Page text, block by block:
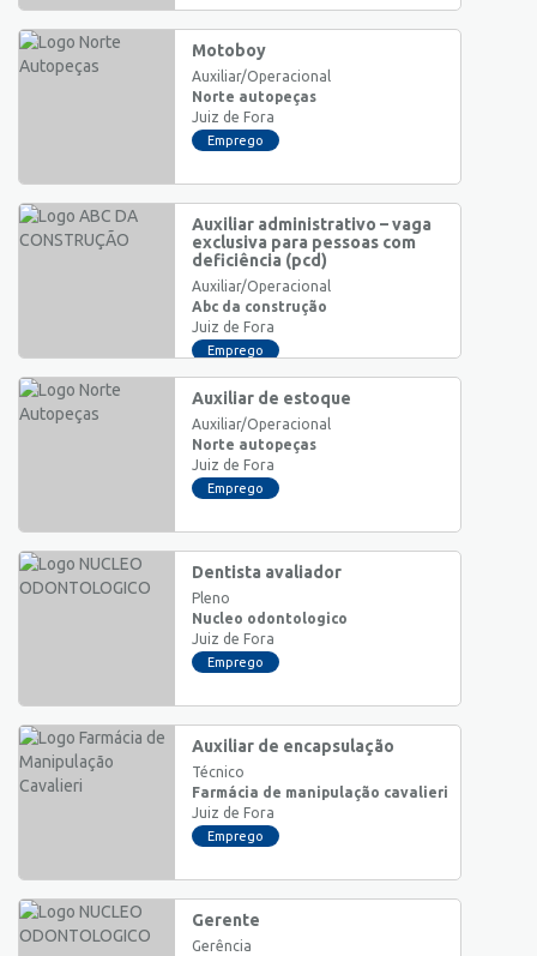
Motoboy
Auxiliar/Operacional
Norte autopeças
Juiz de Fora
Emprego
Auxiliar administrativo – vaga
exclusiva para pessoas com
deficiência (pcd)
Auxiliar/Operacional
Abc da construção
Juiz de Fora
Emprego
Auxiliar de estoque
Auxiliar/Operacional
Norte autopeças
Juiz de Fora
Emprego
Dentista avaliador
Pleno
Nucleo odontologico
Juiz de Fora
Emprego
Auxiliar de encapsulação
Técnico
Farmácia de manipulação cavalieri
Juiz de Fora
Emprego
Gerente
Gerência